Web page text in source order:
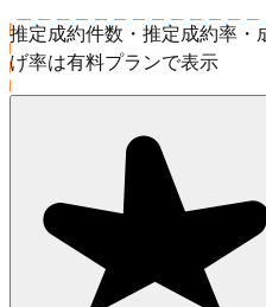
推定成約件数・推定成約率
げ率は有料プランで表示